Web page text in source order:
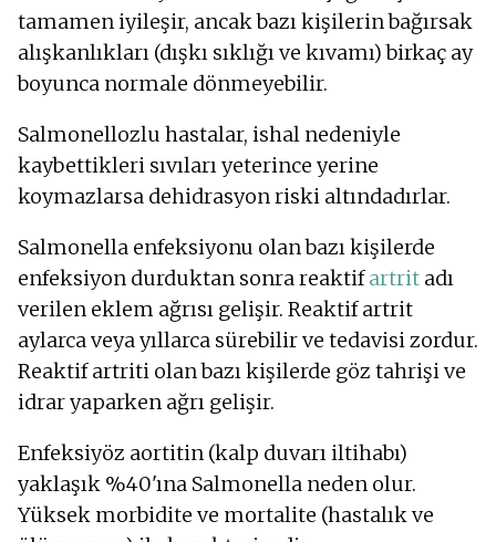
tamamen iyileşir, ancak bazı kişilerin bağırsak
alışkanlıkları (dışkı sıklığı ve kıvamı) birkaç ay
boyunca normale dönmeyebilir.
Salmonellozlu hastalar, ishal nedeniyle
kaybettikleri sıvıları yeterince yerine
koymazlarsa dehidrasyon riski altındadırlar.
Salmonella enfeksiyonu olan bazı kişilerde
enfeksiyon durduktan sonra reaktifartrit adı
verilen eklem ağrısı gelişir. Reaktif artrit
aylarca veya yıllarca sürebilir ve tedavisi zordur.
Reaktif artriti olan bazı kişilerde göz tahrişi ve
idrar yaparken ağrı gelişir.
Enfeksiyöz aortitin (kalp duvarı iltihabı)
yaklaşık %40'ına Salmonella neden olur.
Yüksek morbidite ve mortalite (hastalık ve